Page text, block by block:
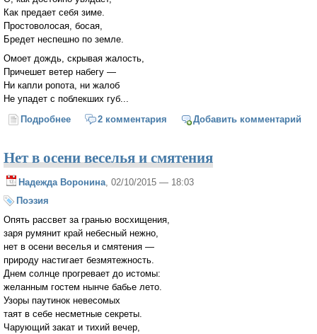
Как предает себя зиме.
Простоволосая, босая,
Бредет неспешно по земле.
Омоет дождь, скрывая жалость,
Причешет ветер набегу —
Ни капли ропота, ни жалоб
Не упадет с поблекших губ...
Подробнее о Увядающая осень
2 комментария Добавить комментарий
Нет в осени веселья и смятения
Надежда Воронина , 02/10/2015 — 18:03
Поэзия
Опять рассвет за гранью восхищения,
заря румянит край небесный нежно,
нет в осени веселья и смятения —
природу настигает безмятежность.
Днем солнце прогревает до истомы:
желанным гостем нынче бабье лето.
Узоры паутинок невесомых
таят в себе несметные секреты.
Чарующий закат и тихий вечер,